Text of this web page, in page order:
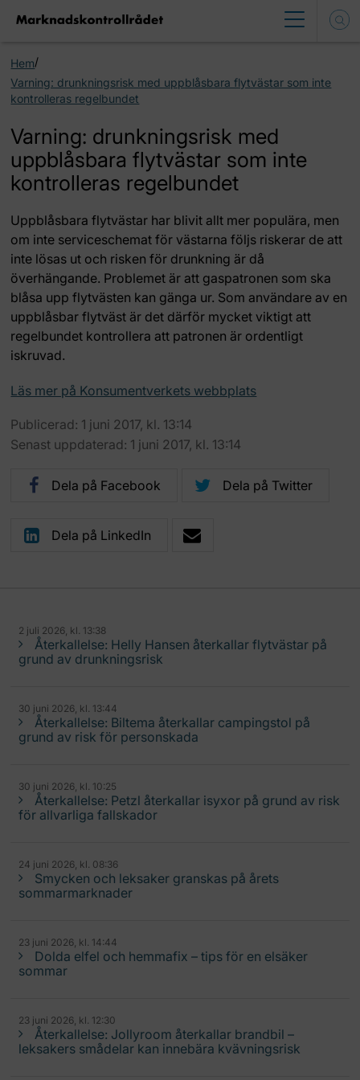
Hem/
Varning: drunkningsrisk med uppblåsbara flytvästar som inte
kontrolleras regelbundet
Varning: drunkningsrisk med
uppblåsbara flytvästar som inte
kontrolleras regelbundet
Uppblåsbara flytvästar har blivit allt mer populära, men
om inte serviceschemat för västarna följs riskerar de att
inte lösas ut och risken för drunkning är då
överhängande. Problemet är att gaspatronen som ska
blåsa upp flytvästen kan gänga ur. Som användare av en
uppblåsbar flytväst är det därför mycket viktigt att
regelbundet kontrollera att patronen är ordentligt
iskruvad.
Läs mer på Konsumentverkets webbplats
Publicerad: 1 juni 2017, kl. 13:14
Senast uppdaterad: 1 juni 2017, kl. 13:14
Dela på Facebook Dela på Twitter
Dela på LinkedIn
2 juli 2026, kl. 13:38
Återkallelse: Helly Hansen återkallar flytvästar på
grund av drunkningsrisk
30 juni 2026, kl. 13:44
Återkallelse: Biltema återkallar campingstol på
grund av risk för personskada
30 juni 2026, kl. 10:25
Återkallelse: Petzl återkallar isyxor på grund av risk
för allvarliga fallskador
24 juni 2026, kl. 08:36
Smycken och leksaker granskas på årets
sommarmarknader
23 juni 2026, kl. 14:44
Dolda elfel och hemmafix – tips för en elsäker
sommar
23 juni 2026, kl. 12:30
Återkallelse: Jollyroom återkallar brandbil –
leksakers smådelar kan innebära kvävningsrisk